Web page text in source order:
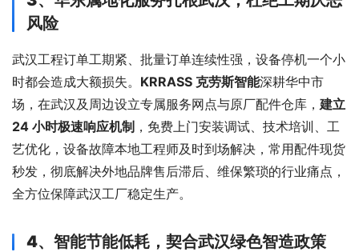
风险
武汉工程订单工期紧、批量订单连续性强，设备停机一个小
时都会造成大额损失。 KRRASS 克劳斯智能深耕华中市
场，在武汉及周边设立专属服务网点与原厂配件仓库， 建立
24 小时极速响应机制 ，免费上门安装调试、技术培训、工
艺优化，设备故障本地工程师及时到场解决，常用配件现货
秒发，彻底解决外地品牌售后滞后、维保繁琐的行业痛点，
全方位保障武汉工厂稳定生产。
4、智能节能低耗，契合武汉绿色智造政策